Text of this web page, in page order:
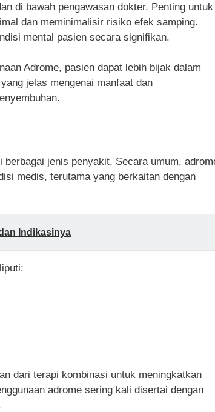
di bawah pengawasan dokter. Penting untuk
dan meminimalisir risiko efek samping.
mental pasien secara signifikan.
Adrome, pasien dapat lebih bijak dalam
jelas mengenai manfaat dan
jenis penyakit. Secara umum,
medis, terutama yang berkaitan dengan
Indikasinya
dari terapi kombinasi untuk meningkatkan
adrome sering kali disertai dengan